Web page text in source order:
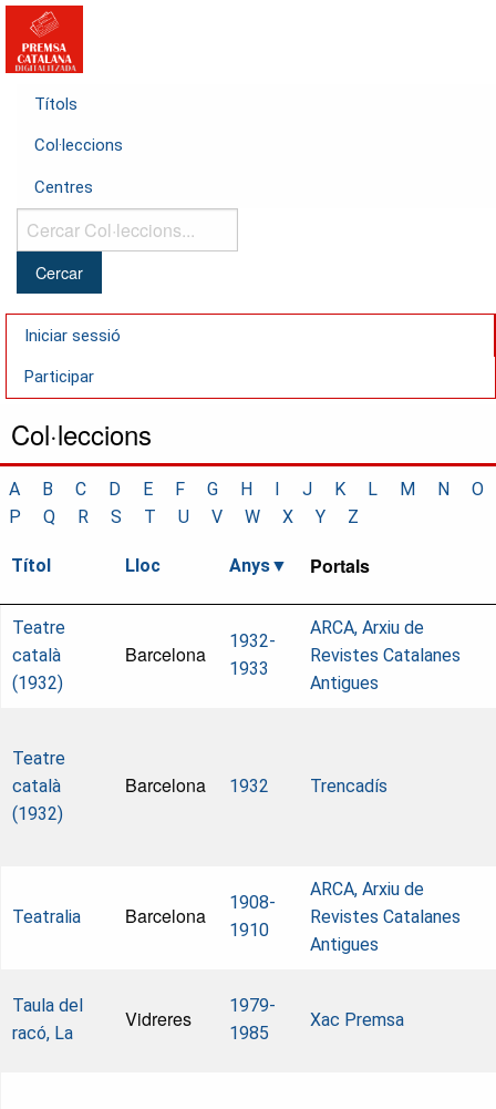
Títols
Col·leccions
Centres
Cercar
Col·leccions...
Iniciar sessió
Participar
Col·leccions
A B C D E F G H I J K L M N
O
P
Q R S T U V W X Y Z
Títol Lloc Anys Portals
Teatre
català
(1932)
Barcelona
1932-
1933
ARCA, Arxiu de
Revistes Catalanes
Antigues
Teatre
català
(1932)
Barcelona 1932 Trencadís
Teatralia Barcelona
1908-
1910
ARCA, Arxiu de
Revistes Catalanes
Antigues
Taula del
racó, La
Vidreres
1979-
1985
Xac Premsa